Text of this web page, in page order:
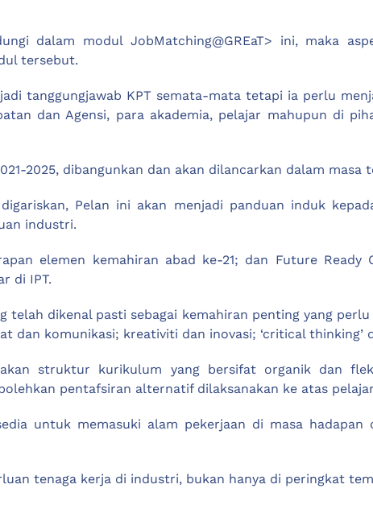
dalam modul JobMatching@GREaT> ini, maka
tersebut.
tanggungjawab KPT semata-mata tetapi ia perlu
dan Agensi, para akademia, pelajar mahupun di
2025, dibangunkan dan akan dilancarkan dalam masa
Pelan ini akan menjadi panduan induk
industri.
elemen kemahiran abad ke-21; dan Future Ready
di IPT.
telah dikenal pasti sebagai kemahiran penting yang
komunikasi; kreativiti dan inovasi; ‘critical thinking’
struktur kurikulum yang bersifat organik dan
pentafsiran alternatif dilaksanakan ke atas
untuk memasuki alam pekerjaan di masa hadapan
tenaga kerja di industri, bukan hanya di peringkat